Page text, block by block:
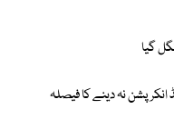
گیا
انکرپشن نہ دینے کا فیصلہ